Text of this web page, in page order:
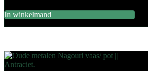
In winkelmand